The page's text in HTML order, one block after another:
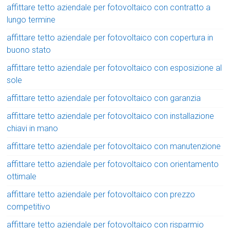
affittare tetto aziendale per fotovoltaico con contratto a
lungo termine
affittare tetto aziendale per fotovoltaico con copertura in
buono stato
affittare tetto aziendale per fotovoltaico con esposizione al
sole
affittare tetto aziendale per fotovoltaico con garanzia
affittare tetto aziendale per fotovoltaico con installazione
chiavi in mano
affittare tetto aziendale per fotovoltaico con manutenzione
affittare tetto aziendale per fotovoltaico con orientamento
ottimale
affittare tetto aziendale per fotovoltaico con prezzo
competitivo
affittare tetto aziendale per fotovoltaico con risparmio